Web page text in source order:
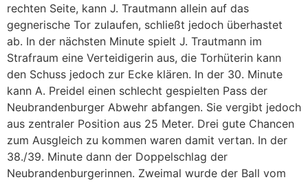
rechten Seite, kann J. Trautmann allein auf das
gegnerische Tor zulaufen, schließt jedoch überhastet
ab. In der nächsten Minute spielt J. Trautmann im
Strafraum eine Verteidigerin aus, die Torhüterin kann
den Schuss jedoch zur Ecke klären. In der 30. Minute
kann A. Preidel einen schlecht gespielten Pass der
Neubrandenburger Abwehr abfangen. Sie vergibt jedoch
aus zentraler Position aus 25 Meter. Drei gute Chancen
zum Ausgleich zu kommen waren damit vertan. In der
38./39. Minute dann der Doppelschlag der
Neubrandenburgerinnen. Zweimal wurde der Ball vom